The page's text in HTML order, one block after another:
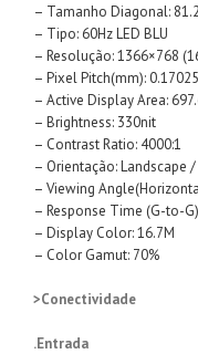
– Tamanho Diagonal:
– Tipo: 60Hz LED BLU
– Resolução: 1366×768
– Pixel Pitch(mm):
– Active Display Area:
– Brightness: 330nit
– Contrast Ratio: 4000:1
– Orientação: Landscape
– Viewing
– Response Time (G-to-
– Display Color: 16.7M
– Color Gamut: 70%
>Conectividade
.Entrada